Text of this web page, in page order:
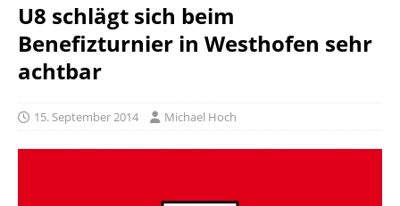
U8 schlägt sich beim
Benefizturnier in Westhofen sehr
achtbar
15. September 2014 Michael Hoch